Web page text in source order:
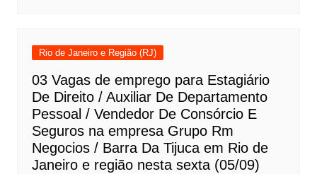
Rio de Janeiro e Região (RJ)
03 Vagas de emprego para Estagiário
De Direito / Auxiliar De Departamento
Pessoal / Vendedor De Consórcio E
Seguros na empresa Grupo Rm
Negocios / Barra Da Tijuca em Rio de
Janeiro e região nesta sexta (05/09)